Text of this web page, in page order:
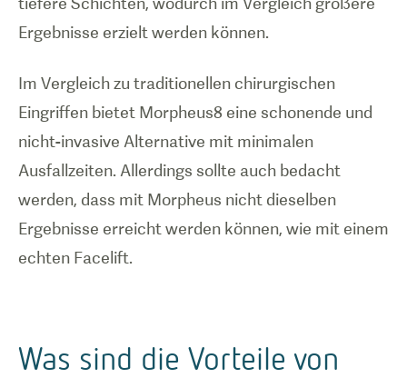
Ergebnisse erzielt werden können.
Im Vergleich zu traditionellen chirurgischen
Eingriffen bietet Morpheus8 eine schonende und
nicht-invasive Alternative mit minimalen
Ausfallzeiten. Allerdings sollte auch bedacht
werden, dass mit Morpheus nicht dieselben
Ergebnisse erreicht werden können, wie mit einem
echten Facelift.
Was sind die Vorteile von